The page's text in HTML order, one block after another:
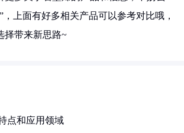
，上面有好多相关产品可以参考对比哦，
择带来新思路~
点和应用领域